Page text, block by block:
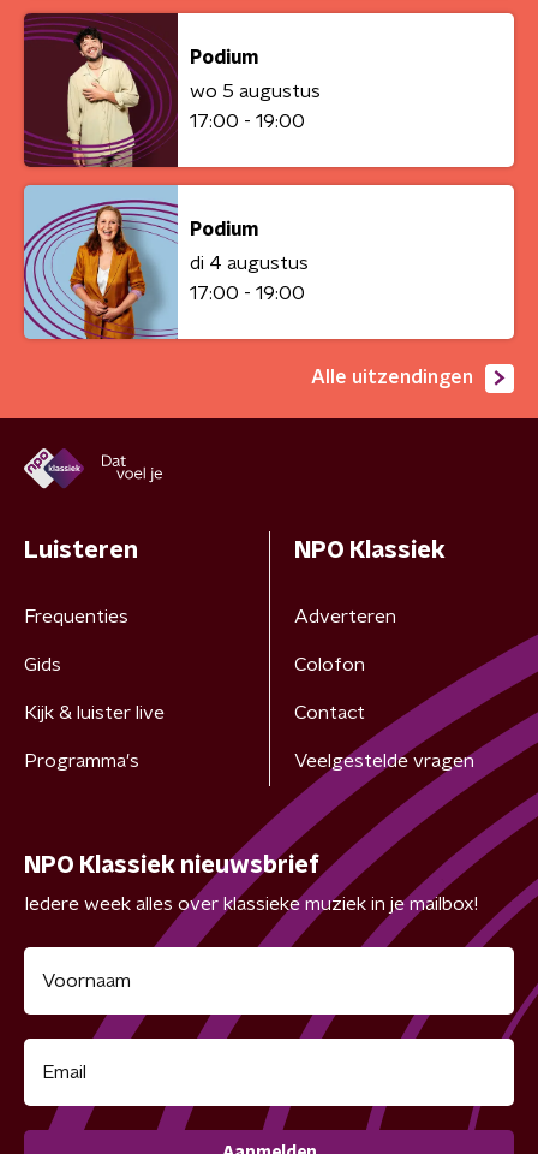
Podium
wo 5 augustus
17:00 - 19:00
Podium
di 4 augustus
17:00 - 19:00
Alle uitzendingen
Luisteren
Frequenties
Gids
Kijk & luister live
Programma's
NPO Klassiek
Adverteren
Colofon
Contact
Veelgestelde vragen
NPO Klassiek nieuwsbrief
Iedere week alles over klassieke muziek in je mailbox!